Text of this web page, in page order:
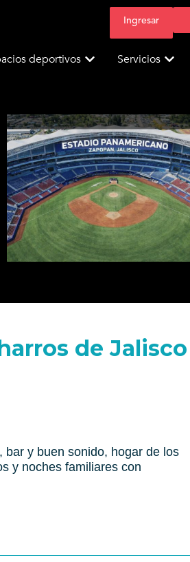
Ingresar
deportivos Servicios
de Jalisco
bar y buen sonido, hogar de los
y noches familiares con